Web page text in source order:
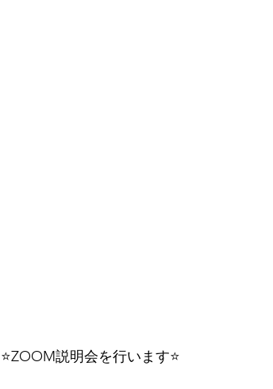
⭐️ZOOM説明会を行います⭐️